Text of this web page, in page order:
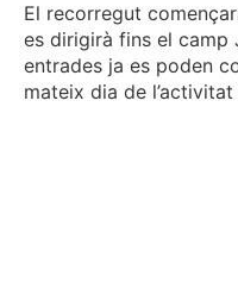
El recorregut
es dirigirà fins el camp
entrades ja es poden
mateix dia de l’activitat